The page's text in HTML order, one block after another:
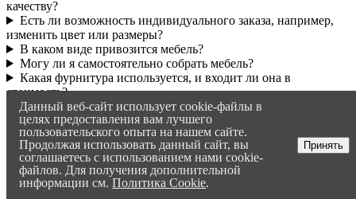
качеству?
Есть ли возможность индивидуального заказа, например,
изменить цвет или размеры?
В каком виде привозится мебель?
Могу ли я самостоятельно собрать мебель?
Какая фурнитура используется, и входит ли она в
стоимость?
Насколько экологичны материалы и краска, которое вы
используете?
Если я позднее захочу приобрести мебель из этой же
коллекции, будет ли она совпадать по цвету?
Как понять, мебель поместится в размеры моей комнаты?
Могу ли я вернуть мебель, если она мне не понравилась?
Данный веб-сайт использует cookie-файлы в
целях предоставления вам лучшего
пользовательского опыта на нашем сайте.
Продолжая использовать данный сайт, вы
соглашаетесь с использованием нами cookie-
файлов. Для получения дополнительной
информации см.Политика Cookie.
Принять